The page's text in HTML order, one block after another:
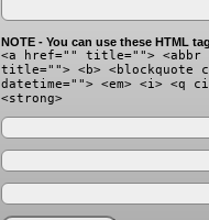
NOTE - You can use these HTML
<a href="" title=""> <abbr
title=""> <b> <blockquote
datetime=""> <em> <i> <q
<strong>